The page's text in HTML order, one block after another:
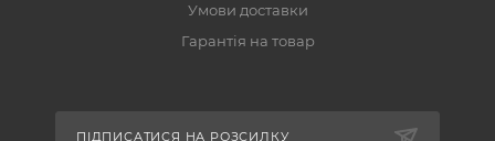
Умови доставки
Гарантія на товар
ПІДПИСАТИСЯ НА РОЗСИЛКУ